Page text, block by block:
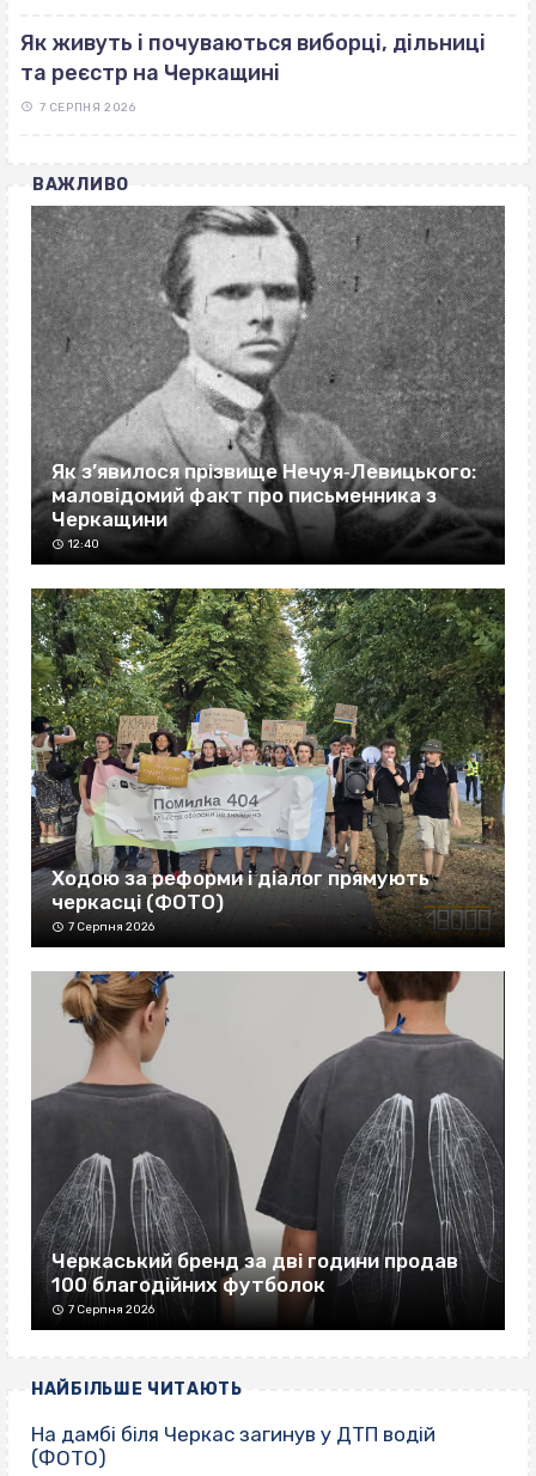
Як живуть і почуваються виборці, дільниці
та реєстр на Черкащині
7 СЕРПНЯ 2026
ВАЖЛИВО
Як з’явилося прізвище Нечуя‐Левицького:
маловідомий факт про письменника з
Черкащини
12:40
Ходою за реформи і діалог прямують
черкасці (ФОТО)
7 Серпня 2026
Черкаський бренд за дві години продав
100 благодійних футболок
7 Серпня 2026
НАЙБІЛЬШЕ ЧИТАЮТЬ
На дамбі біля Черкас загинув у ДТП водій
(ФОТО)